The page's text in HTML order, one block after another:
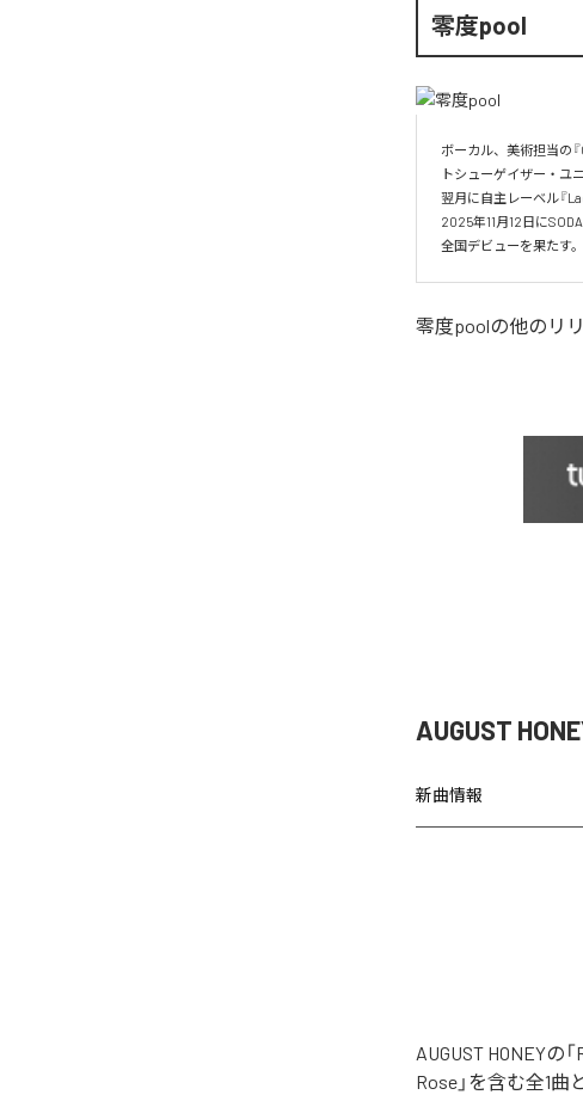
零度pool
ボーカル、美術担当の
トシューゲイザー・ユ
翌月に自主レーベル『
2025年11月12日に
全国デビューを果たす
零度poolの他のリ
AUGUST
新曲情報
AUGUST HONEYの
Rose」を含む全1曲